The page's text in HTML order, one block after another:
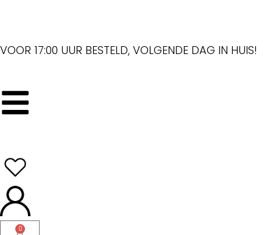
VOOR 17:00 UUR BESTELD, VOLGENDE DAG IN HUIS!
0